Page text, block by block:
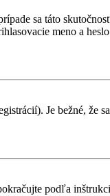
sa táto
meno a
Je bežné, že
podľa